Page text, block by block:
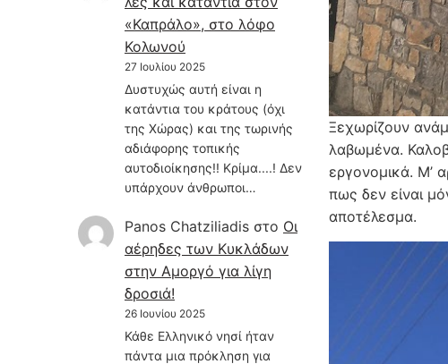
«Καπράλο», στο λόφο
Κολωνού
27 Ιουλίου 2025
Δυστυχώς αυτή είναι η
κατάντια του κράτους (όχι
της Χώρας) και της τωρινής
αδιάφορης τοπικής
αυτοδιοίκησης!! Κρίμα....! Δεν
υπάρχουν άνθρωποι…
Panos Chatziliadis στο Οι
αέρηδες των Κυκλάδων
στην Αμοργό για λίγη
δροσιά!
26 Ιουνίου 2025
Κάθε Ελληνικό νησί ήταν
πάντα μια πρόκληση για
Ξεχωρίζουν
λαβωμένα.
εργονομικά. Μ’
πως δεν είναι
αποτέλεσμα.